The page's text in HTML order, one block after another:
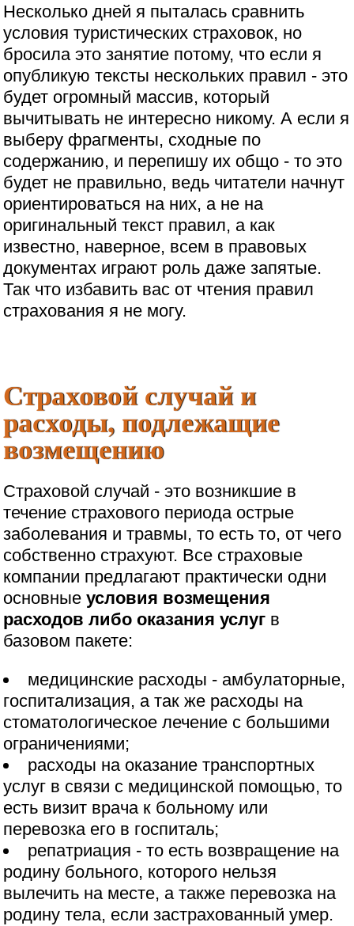
Несколько дней я пыталась сравнить
условия туристических страховок, но
бросила это занятие потому, что если я
опубликую тексты нескольких правил - это
будет огромный массив, который
вычитывать не интересно никому. А если я
выберу фрагменты, сходные по
содержанию, и перепишу их общо - то это
будет не правильно, ведь читатели начнут
ориентироваться на них, а не на
оригинальный текст правил, а как
известно, наверное, всем в правовых
документах играют роль даже запятые.
Так что избавить вас от чтения правил
страхования я не могу.
Страховой случай и
расходы, подлежащие
возмещению
Страховой случай - это возникшие в
течение страхового периода острые
заболевания и травмы, то есть то, от чего
собственно страхуют. Все страховые
компании предлагают практически одни
основныеусловия возмещения
расходов либо оказания услуг в
базовом пакете:
медицинские расходы - амбулаторные,
госпитализация, а так же расходы на
стоматологическое лечение с большими
ограничениями;
расходы на оказание транспортных
услуг в связи с медицинской помощью, то
есть визит врача к больному или
перевозка его в госпиталь;
репатриация - то есть возвращение на
родину больного, которого нельзя
вылечить на месте, а также перевозка на
родину тела, если застрахованный умер.